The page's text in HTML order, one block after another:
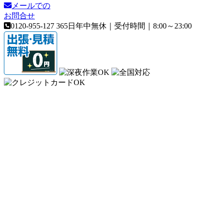
メールでの
お問合せ
0120-955-127 365日年中無休｜受付時間｜8:00～23:00